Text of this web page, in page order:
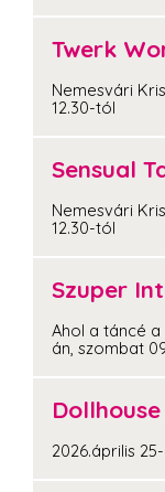
Twerk
Nemesvári
12.30-tól
Sensual
Nemesvári
12.30-tól
Szuper
Ahol a táncé a
án, szombat
2026.április